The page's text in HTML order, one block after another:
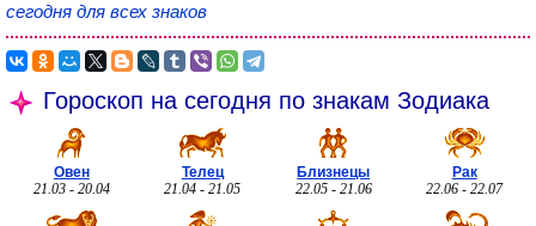
сегодня для всех знаков
Гороскоп на сегодня по знакам Зодиака
Овен
21.03 - 20.04
Телец
21.04 - 21.05
Близнецы
22.05 - 21.06
Рак
22.06 - 22.07